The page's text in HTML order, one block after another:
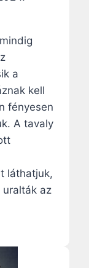
a
kell
fényesen
A tavaly
láthatjuk,
uralták az